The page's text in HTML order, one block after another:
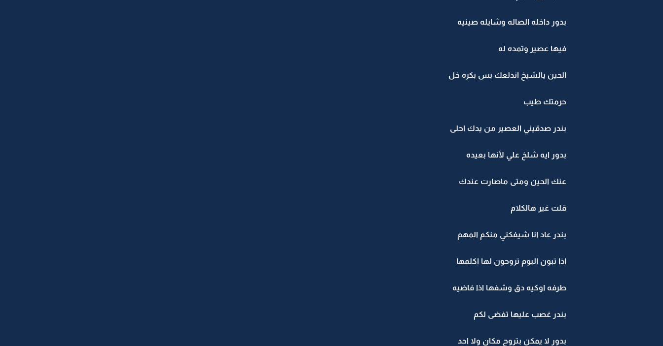
بدور داخله الصاله وشايله صينيه
فيها عصير وتمده له
الحين يالشيخ اندلعك بس بكره خل
حرمتك طيب
بندر صدقيني العصير من يدك احلى
بدور ايه شلخ علي لأنها بعيده
عنك الحين ومتى ماصارت عندك
قلت غير هالكلام
بندر عاد انا شيفكني منكم المهم
اذا تبون اليوم تروحون لها اكلمها
طرفه اوكيه دق وشفها اذا فاضيه
بندر غصب عليها تفضى لكم
بدور لا يمكن بتروح مكان ولا احد